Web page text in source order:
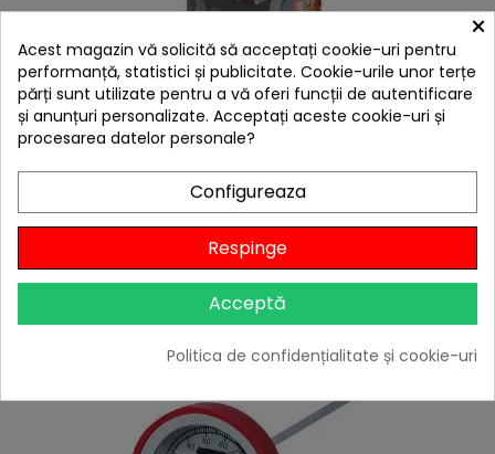
Aschii afumare lemn de mar 500 grame Landmann
16304
59,00 lei
Citește review-ul
În stoc
Adaugă în Coș
×
Acest magazin vă solicită să acceptați cookie-uri pentru
performanță, statistici și publicitate. Cookie-urile unor terțe
părți sunt utilizate pentru a vă oferi funcții de autentificare
și anunțuri personalizate. Acceptați aceste cookie-uri și
procesarea datelor personale?
Configureaza
Respinge
Acceptă
Politica de confidențialitate și cookie-uri